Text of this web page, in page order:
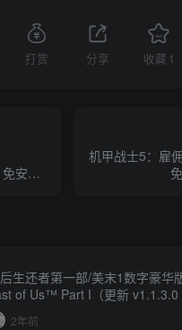
打赏 分享 收藏 1
安装
机甲战士5：雇
生还者第一部/美末1数字豪华
of Us™ Part I（更新 v1.1.3.0
2年前